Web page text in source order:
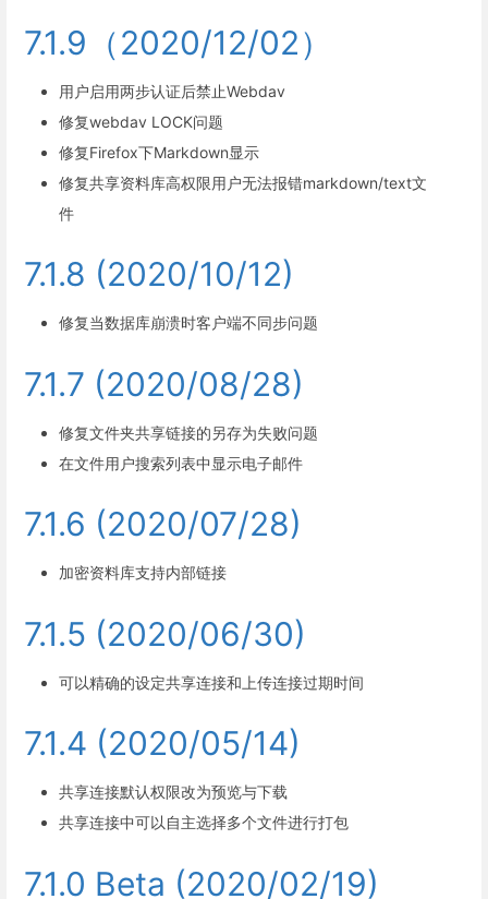
7.1.9（2020/12/02）
用户启用两步认证后禁止Webdav
修复webdav LOCK问题
修复Firefox下Markdown显示
修复共享资料库高权限用户无法报错markdown/text文
件
7.1.8 (2020/10/12)
修复当数据库崩溃时客户端不同步问题
7.1.7 (2020/08/28)
修复文件夹共享链接的另存为失败问题
在文件用户搜索列表中显示电子邮件
7.1.6 (2020/07/28)
加密资料库支持内部链接
7.1.5 (2020/06/30)
可以精确的设定共享连接和上传连接过期时间
7.1.4 (2020/05/14)
共享连接默认权限改为预览与下载
共享连接中可以自主选择多个文件进行打包
7.1.0 Beta (2020/02/19)